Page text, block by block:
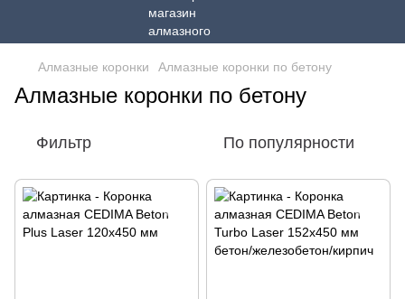
Алмазные коронки Алмазные коронки по бетону
Алмазные коронки по бетону
Фильтр По популярности